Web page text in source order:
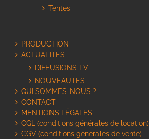
Tentes
PRODUCTION
ACTUALITES
DIFFUSIONS TV
NOUVEAUTES
QUI SOMMES-NOUS ?
CONTACT
MENTIONS LÉGALES
CGL (conditions générales de location)
CGV (conditions générales de vente)